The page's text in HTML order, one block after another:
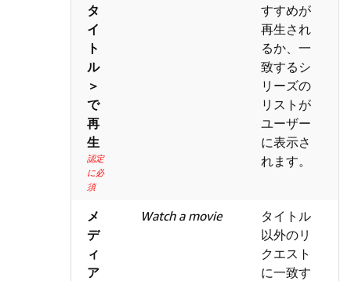
タ
イ
ト
ル
＞
で
再
生
認定
に必
須
すすめが
再生され
るか、一
致するシ
リーズの
リストが
ユーザー
に表示さ
れます。
メ
デ
ィ
ア
Watch a movie
タイトル
以外のリ
クエスト
に一致す